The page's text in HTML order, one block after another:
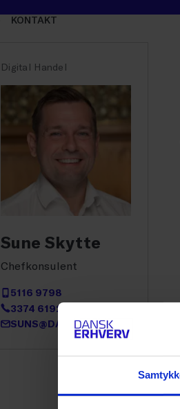
KONTAKT
Digital Handel
Sune Skytte
Chefkonsulent
5116 9798
3374 6192
SUNS@DANSKERHVERV.DK